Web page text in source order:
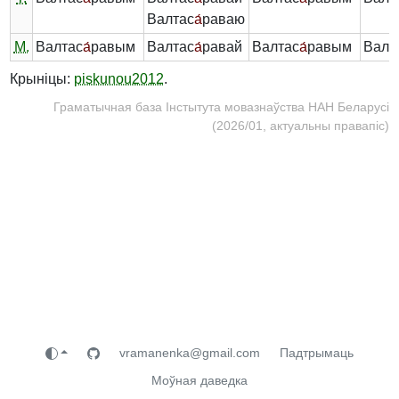
Валтаса́раваю
М. Валтаса́равым Валтаса́равай Валтаса́равым
Крыніцы: piskunou2012.
Граматычная база Інстытута мовазнаўства НАН Беларусі
(2026/01, актуальны правапіс)
vramanenka@gmail.com
Падтрымаць
Моўная даведка